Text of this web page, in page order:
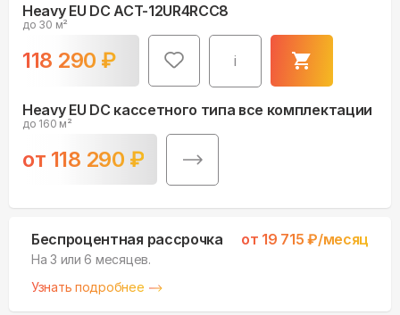
Heavy EU DC ACT-12UR4RCC8
до 30 м²
118 290 ₽ i
Heavy EU DC кассетного типа все комплектации
до 160 м²
от 118 290 ₽
Беспроцентная рассрочка от 19 715 ₽/месяц
На 3 или 6 месяцев.
Узнать подробнее